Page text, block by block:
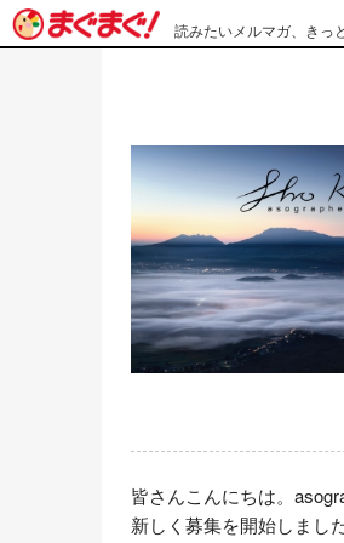
読みたいメルマガ、きっ
皆さんこんにちは。
新しく募集を開始しまし